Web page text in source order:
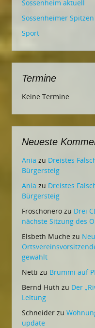
Sossenheim aktuell
Sossenheimer Spitzen
Sport
Termine
Keine Termine
Neueste
Ania zu Dreistes
Bürgersteig
Ania zu Dreistes
Bürgersteig
Froschonero zu Drei
nächste Sitzung des
Elsbeth Muche zu
gewählt
Netti zu Brummi auf
Bernd Huth zu Der
Leitung
Schneider zu
update